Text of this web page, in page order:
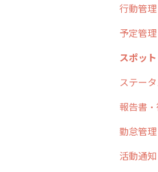
ついて
4. cyzen
テム管
6. 基本
行動管理
予定管理
スポット
ステー
報告書
勤怠管理
活動通知